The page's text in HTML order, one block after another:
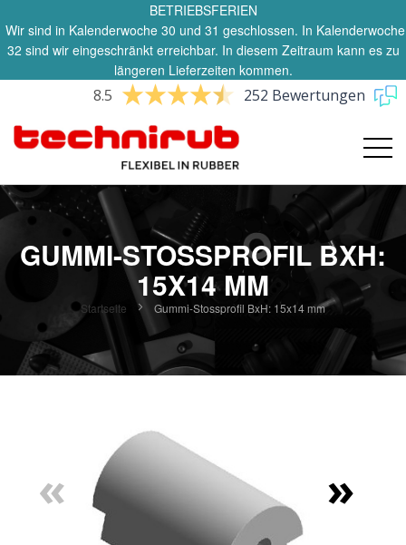
BETRIEBSFERIEN
Wir sind in Kalenderwoche 30 und 31 geschlossen. In Kalenderwoche
32 sind wir eingeschränkt erreichbar. In diesem Zeitraum kann es zu
längeren Lieferzeiten kommen.
8.5 252 Bewertungen
GUMMI-STOSSPROFIL BXH:
15X14 MM
Startseite Gummi-Stossprofil BxH: 15x14 mm
Bildgalerie
springen
« »